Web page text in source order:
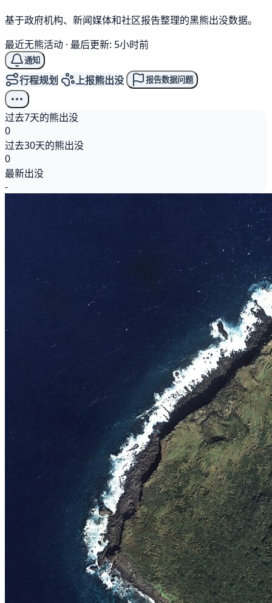
基于政府机构、新闻媒体和社区报告整理的黑熊出没数据。
最近无熊活动 · 最后更新: 5小时前
通知
行程规划 上报熊出没 报告数据问题
过去7天的熊出没
0
过去30天的熊出没
0
最新出没
-